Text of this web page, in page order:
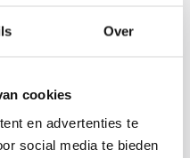
Over
cookies
en advertenties te
social media te bieden